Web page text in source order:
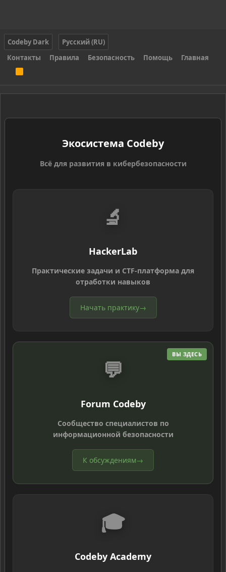
Codeby Dark
Русский (RU)
Контакты
Правила Безопасность Помощь Главная
S
Экосистема Codeby
Всё для развития в кибербезопасности
🔬
HackerLab
Практические задачи и CTF-платформа для
отработки навыков
Начать практику→
ВЫ ЗДЕСЬ
💬
Forum Codeby
Сообщество специалистов по
информационной безопасности
К обсуждениям→
🎓
Codeby Academy